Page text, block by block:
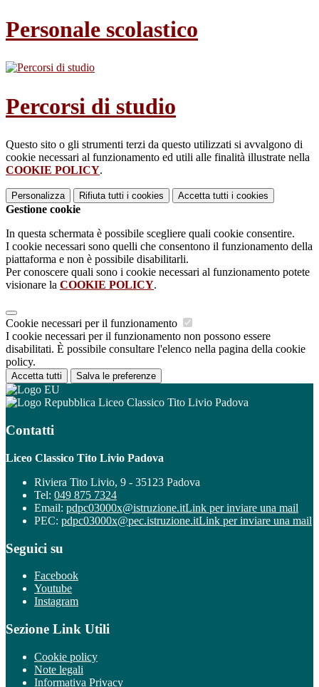
Personale scolastico
Percorsi di studio
Questo sito o gli strumenti terzi da questo utilizzati si avvalgono di
cookie necessari al funzionamento ed utili alle finalità illustrate nella
COOKIE POLICY.
Personalizza Rifiuta tutti i cookies Accetta tutti i cookies
Gestione cookie
In questa schermata è possibile scegliere quali cookie consentire.
I cookie necessari sono quelli che consentono il funzionamento della
piattaforma e non è possibile disabilitarli.
Per conoscere quali sono i cookie necessari al funzionamento potete
visionare la COOKIE POLICY.
Cookie necessari per il funzionamento
I cookie necessari per il funzionamento non possono essere
disabilitati. È possibile consultare l'elenco nella pagina della cookie
policy.
Accetta tutti Salva le preferenze
Liceo Classico Tito Livio Padova
Contatti
Liceo Classico Tito Livio Padova
Riviera Tito Livio, 9 - 35123 Padova
Tel: 049 875 7324
Email: pdpc03000x@istruzione.itLink per inviare una mail
PEC: pdpc03000x@pec.istruzione.itLink per inviare una mail
Seguici su
Facebook
Youtube
Instagram
Sezione Link Utili
Cookie policy
Note legali
Informativa Privacy